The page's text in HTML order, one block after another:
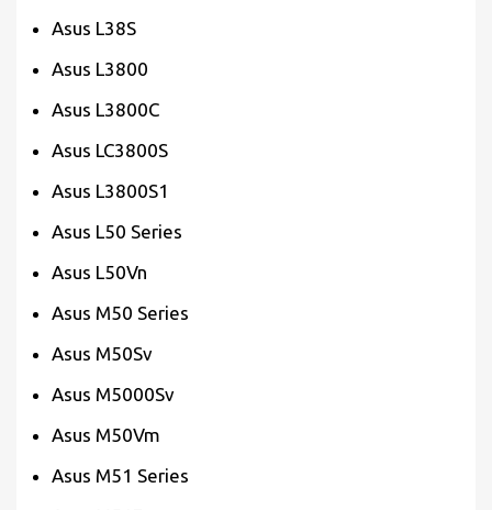
Asus L38S
Asus L3800
Asus L3800C
Asus LC3800S
Asus L3800S1
Asus L50 Series
Asus L50Vn
Asus M50 Series
Asus M50Sv
Asus M5000Sv
Asus M50Vm
Asus M51 Series